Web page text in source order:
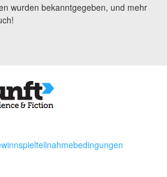
wurden bekanntgegeben, und mehr